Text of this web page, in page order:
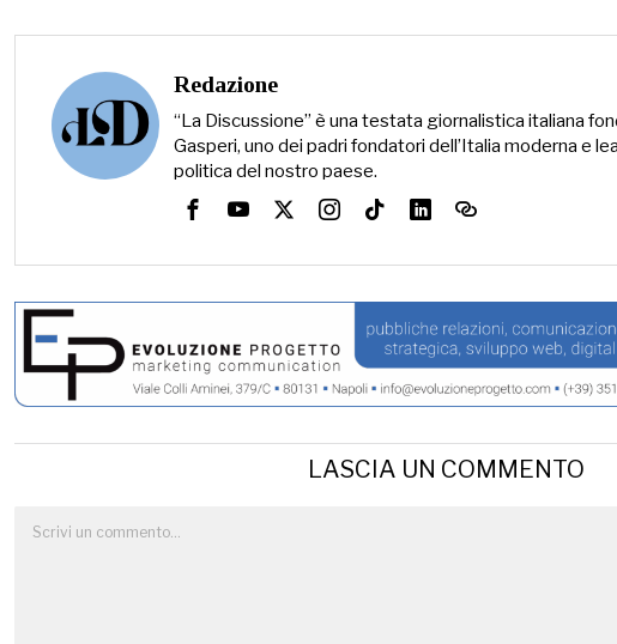
Redazione
“La Discussione” è una testata giornalistica italiana
Gasperi, uno dei padri fondatori dell’Italia moderna e
politica del nostro paese.
LASCIA UN COMMENTO